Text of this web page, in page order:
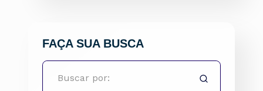
FAÇA SUA BUSCA